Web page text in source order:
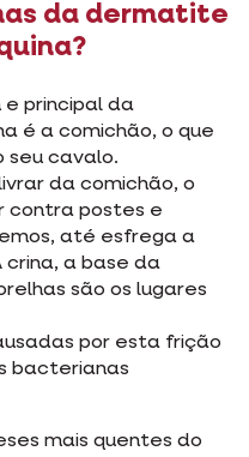
da dermatite
e principal da
é a comichão, o que
seu cavalo.
da comichão, o
contra postes e
até esfrega a
crina, a base da
são os lugares
por esta frição
bacterianas
mais quentes do